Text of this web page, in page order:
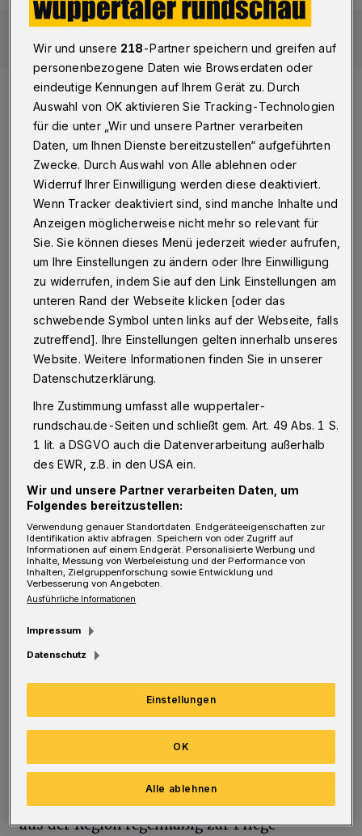
Ein zentraler Bestandteil der professionellen
Zahnpflege ist die regelmäßige Zahnreinigung.
Hierbei werden Zahnbeläge und Verfärbungen
entfernt, die durch alltägliche
Nahrungsaufnahme und mangelnde
Zahnpflege entstehen können. Diese Reinigung
reduziert nicht nur das Risiko von
Zahnfleischerkrankungen, sondern sorgt auch
für ein strahlenderes Lächeln. Darüber hinaus
wird die Mundgesundheit durch gezielte
Vorsorgeuntersuchungen und
Beratungsgespräche gefördert, in denen der
Zahnarzt individuelle Empfehlungen zur
täglichen Zahnpflege gibt.
„Die beste Zahnpflege beginnt mit
regelmäßigen Zahnarztbesuchen und der
Anwendung moderner Techniken zur Erhaltung
der Mundgesundheit.“
Regelmäßige Besuche beim Zahnarzt sind
unverzichtbar. Damit Sie sicherstellen können,
dass Ihre Zahngesundheit nicht nur erhalten
bleibt, sondern auch optimiert wird, sollten
Sie einen Zahnarzt in Ihrer Umgebung
Zahnarzt in Wuppertal
seine Patienten deutlich schneller und
persönlicher behandeln, wenn die Patienten
aus der Region regelmäßig zur Pflege
Wir und unsere 218-Partner speichern und greifen auf
personenbezogene Daten wie Browserdaten oder
eindeutige Kennungen auf Ihrem Gerät zu. Durch
Auswahl von OK aktivieren Sie Tracking-Technologien
für die unter „Wir und unsere Partner verarbeiten
Daten, um Ihnen Dienste bereitzustellen“ aufgeführten
Zwecke. Durch Auswahl von Alle ablehnen oder
Widerruf Ihrer Einwilligung werden diese deaktiviert.
Wenn Tracker deaktiviert sind, sind manche Inhalte und
Anzeigen möglicherweise nicht mehr so relevant für
Sie. Sie können dieses Menü jederzeit wieder aufrufen,
um Ihre Einstellungen zu ändern oder Ihre Einwilligung
zu widerrufen, indem Sie auf den Link Einstellungen am
unteren Rand der Webseite klicken [oder das
schwebende Symbol unten links auf der Webseite, falls
zutreffend]. Ihre Einstellungen gelten innerhalb unseres
Website. Weitere Informationen finden Sie in unserer
Datenschutzerklärung.
Ihre Zustimmung umfasst alle wuppertaler-
rundschau.de-Seiten und schließt gem. Art. 49 Abs. 1 S.
1 lit. a DSGVO auch die Datenverarbeitung außerhalb
des EWR, z.B. in den USA ein.
Wir und unsere Partner verarbeiten Daten, um
Folgendes bereitzustellen:
Verwendung genauer Standortdaten. Endgeräteeigenschaften zur
Identifikation aktiv abfragen. Speichern von oder Zugriff auf
Informationen auf einem Endgerät. Personalisierte Werbung und
Inhalte, Messung von Werbeleistung und der Performance von
Inhalten, Zielgruppenforschung sowie Entwicklung und
Verbesserung von Angeboten.
Ausführliche Informationen
Impressum
Datenschutz
Einstellungen
Alle ablehnen
OK